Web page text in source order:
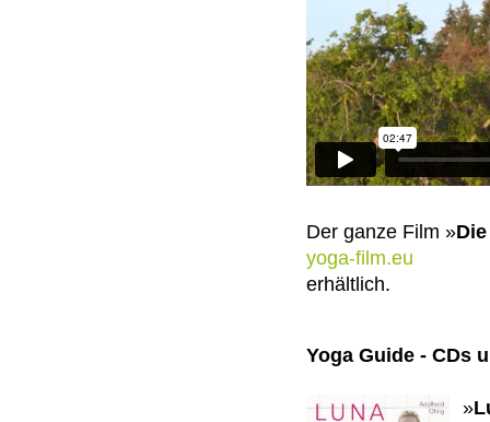
Der ganze Film »
yoga-film.eu
erhältlich.
Yoga Guide - CDs
»